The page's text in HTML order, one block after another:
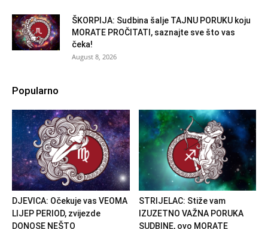
ŠKORPIJA: Sudbina šalje TAJNU PORUKU koju
MORATE PROČITATI, saznajte sve što vas
čeka!
August 8, 2026
Popularno
DJEVICA: Očekuje vas VEOMA
LIJEP PERIOD, zvijezde
DONOSE NEŠTO
STRIJELAC: Stiže vam
IZUZETNO VAŽNA PORUKA
SUDBINE, ovo MORATE